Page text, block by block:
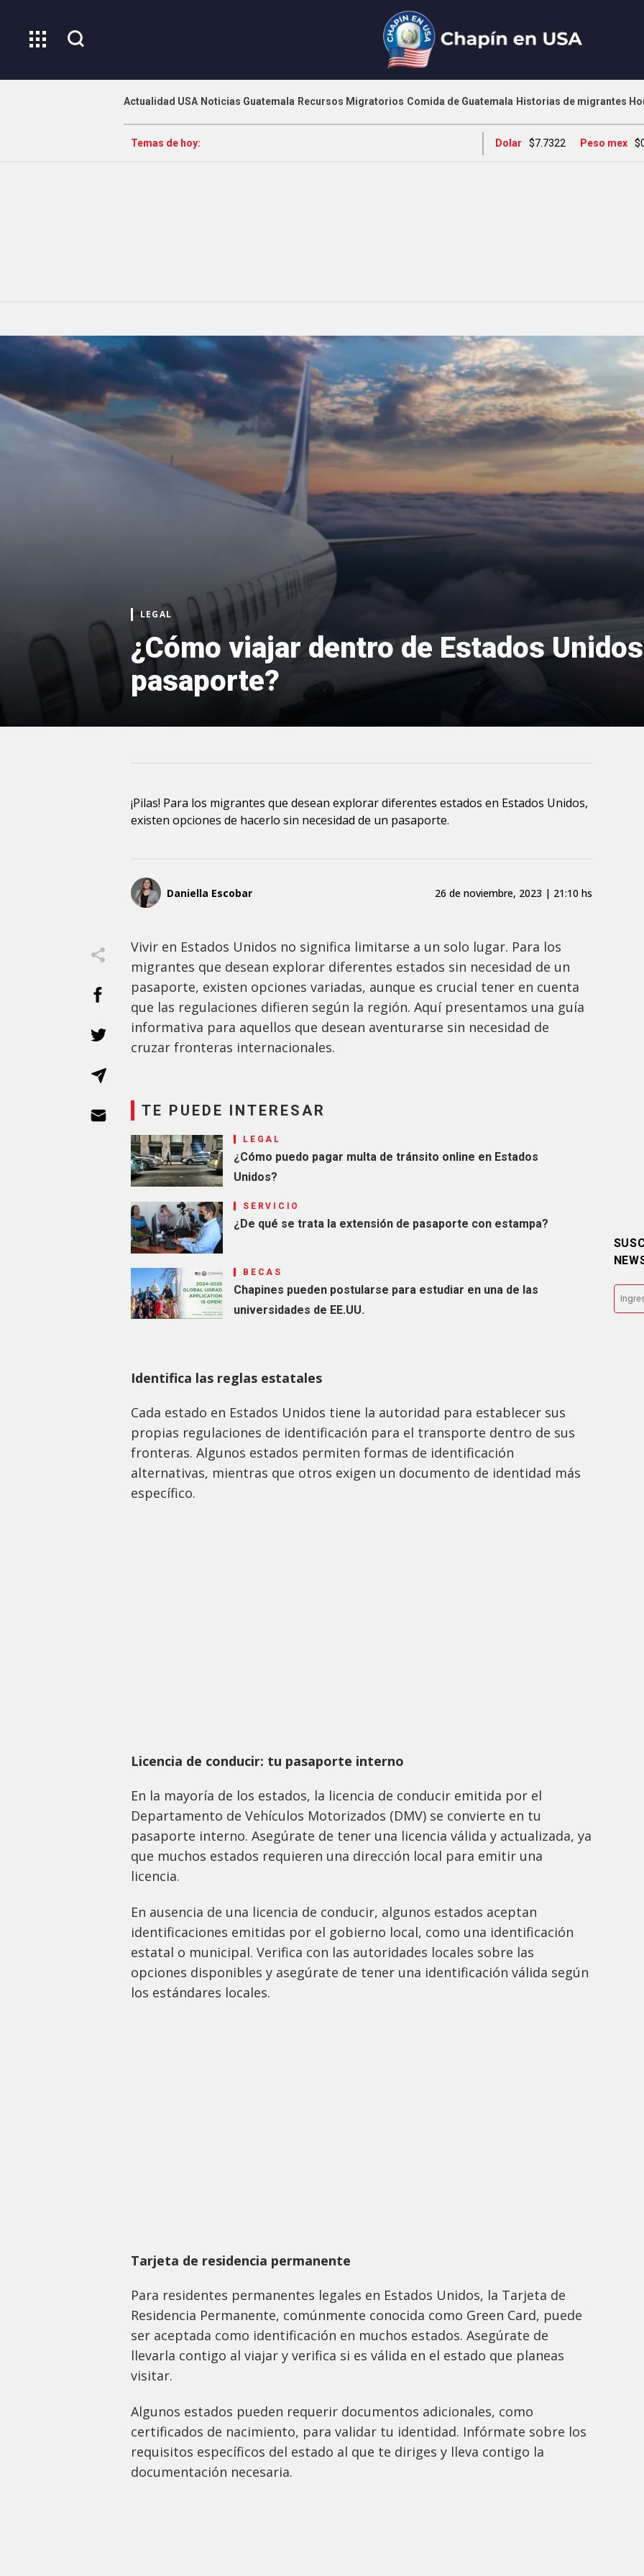
Actualidad USA Noticias Guatemala Recursos Migratorios Comida de Guatemala Historias de migrantes
Temas de hoy: Dolar $7.7322 Peso mex
LEGAL
¿Cómo viajar dentro de Estados
pasaporte?
¡Pilas! Para los migrantes que desean explorar diferentes estados en Estados Unidos,
existen opciones de hacerlo sin necesidad de un pasaporte.
Daniella Escobar 26 de noviembre, 2023 | 21:10 hs
Vivir en Estados Unidos no significa limitarse a un solo lugar. Para los
migrantes que desean explorar diferentes estados sin necesidad de un
pasaporte, existen opciones variadas, aunque es crucial tener en cuenta
que las regulaciones difieren según la región. Aquí presentamos una guía
informativa para aquellos que desean aventurarse sin necesidad de
cruzar fronteras internacionales.
TE PUEDE INTERESAR
LEGAL
¿Cómo puedo pagar multa de tránsito online en Estados
Unidos?
SERVICIO
¿De qué se trata la extensión de pasaporte con estampa?
BECAS
Chapines pueden postularse para estudiar en una de las
universidades de EE.UU.
Identifica las reglas estatales
Cada estado en Estados Unidos tiene la autoridad para establecer sus
propias regulaciones de identificación para el transporte dentro de sus
fronteras. Algunos estados permiten formas de identificación
alternativas, mientras que otros exigen un documento de identidad más
específico.
Licencia de conducir: tu pasaporte interno
En la mayoría de los estados, la licencia de conducir emitida por el
Departamento de Vehículos Motorizados (DMV) se convierte en tu
pasaporte interno. Asegúrate de tener una licencia válida y actualizada, ya
que muchos estados requieren una dirección local para emitir una
licencia.
En ausencia de una licencia de conducir, algunos estados aceptan
identificaciones emitidas por el gobierno local, como una identificación
estatal o municipal. Verifica con las autoridades locales sobre las
opciones disponibles y asegúrate de tener una identificación válida según
los estándares locales.
Tarjeta de residencia permanente
Para residentes permanentes legales en Estados Unidos, la Tarjeta de
Residencia Permanente, comúnmente conocida como Green Card, puede
ser aceptada como identificación en muchos estados. Asegúrate de
llevarla contigo al viajar y verifica si es válida en el estado que planeas
visitar.
Algunos estados pueden requerir documentos adicionales, como
certificados de nacimiento, para validar tu identidad. Infórmate sobre los
requisitos específicos del estado al que te diriges y lleva contigo la
documentación necesaria.